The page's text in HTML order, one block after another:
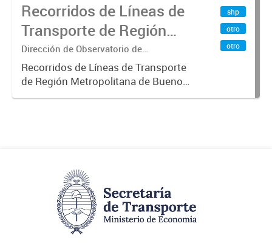
Recorridos de Líneas de
Transporte de Región
Metropolitana de
Buenos Aires (RMBA)
Dirección de Observatorio de
Transporte, Estudio y Sistemas
Recorridos de Líneas de Transporte
de Región Metropolitana de Buenos
Aires (RMBA).-
shp
otro
otro